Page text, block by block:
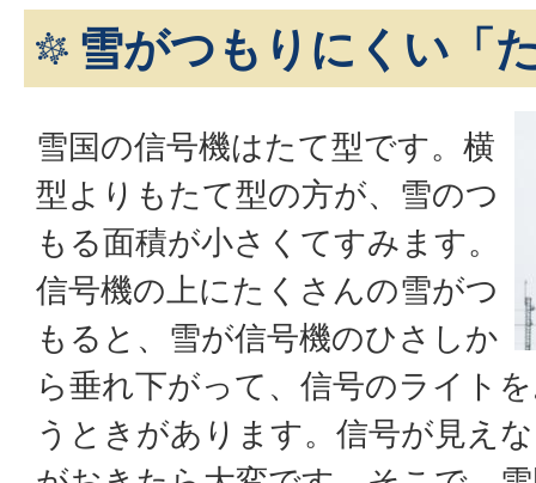
雪がつもりにくい「
雪国の信号機はたて型です。横
型よりもたて型の方が、雪のつ
もる面積が小さくてすみます。
信号機の上にたくさんの雪がつ
もると、雪が信号機のひさしか
ら垂れ下がって、信号のライト
うときがあります。信号が見え